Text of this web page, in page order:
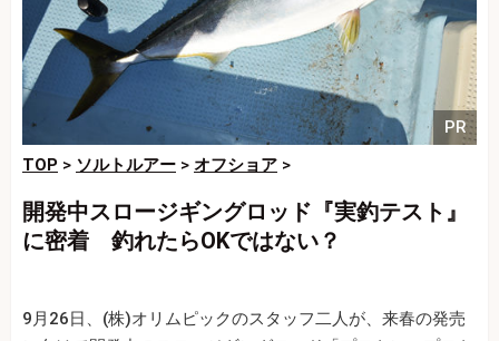
PR
TOP > ソルトルアー > オフショア >
開発中スロージギングロッド『実釣テスト』
に密着 釣れたらOKではない？
9月26日、(株)オリムピックのスタッフ二人が、来春の発売